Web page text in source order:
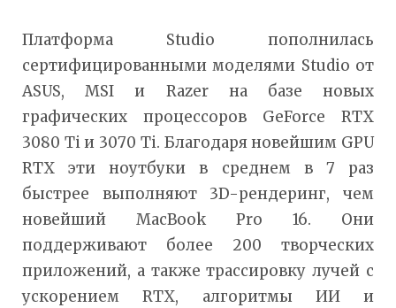
Платформа Studio пополнилась
сертифицированными моделями Studio от
ASUS, MSI и Razer на базе новых
графических процессоров GeForce RTX
3080 Ti и 3070 Ti. Благодаря новейшим GPU
RTX эти ноутбуки в среднем в 7 раз
быстрее выполняют 3D-рендеринг, чем
новейший MacBook Pro 16. Они
поддерживают более 200 творческих
приложений, а также трассировку лучей с
ускорением RTX, алгоритмы ИИ и